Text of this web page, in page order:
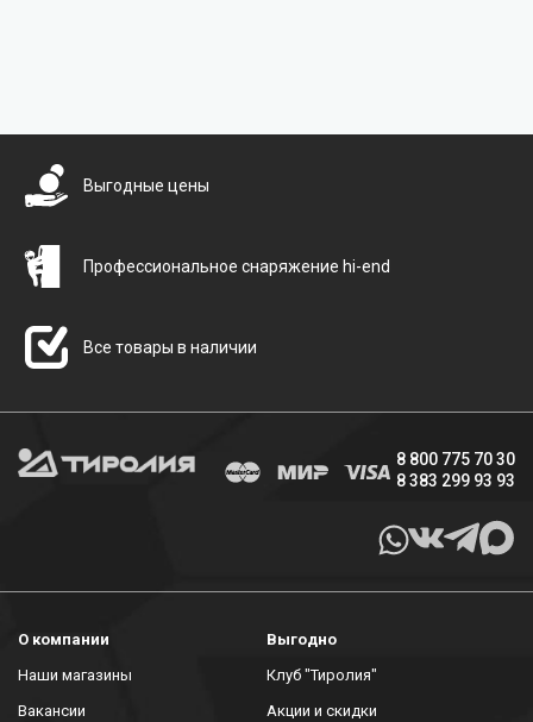
Выгодные цены
Профессиональное снаряжение hi-end
Все товары в наличии
8 800 775 70 30
8 383 299 93 93
О компании
Наши магазины
Вакансии
Выгодно
Клуб "Тиролия"
Акции и скидки